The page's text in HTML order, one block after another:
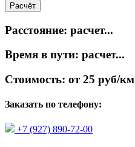
Расчёт
Расстояние: расчет...
Время в пути: расчет...
Стоимость: от 25 руб/км
Заказать по телефону:
+7 (927) 890-72-00